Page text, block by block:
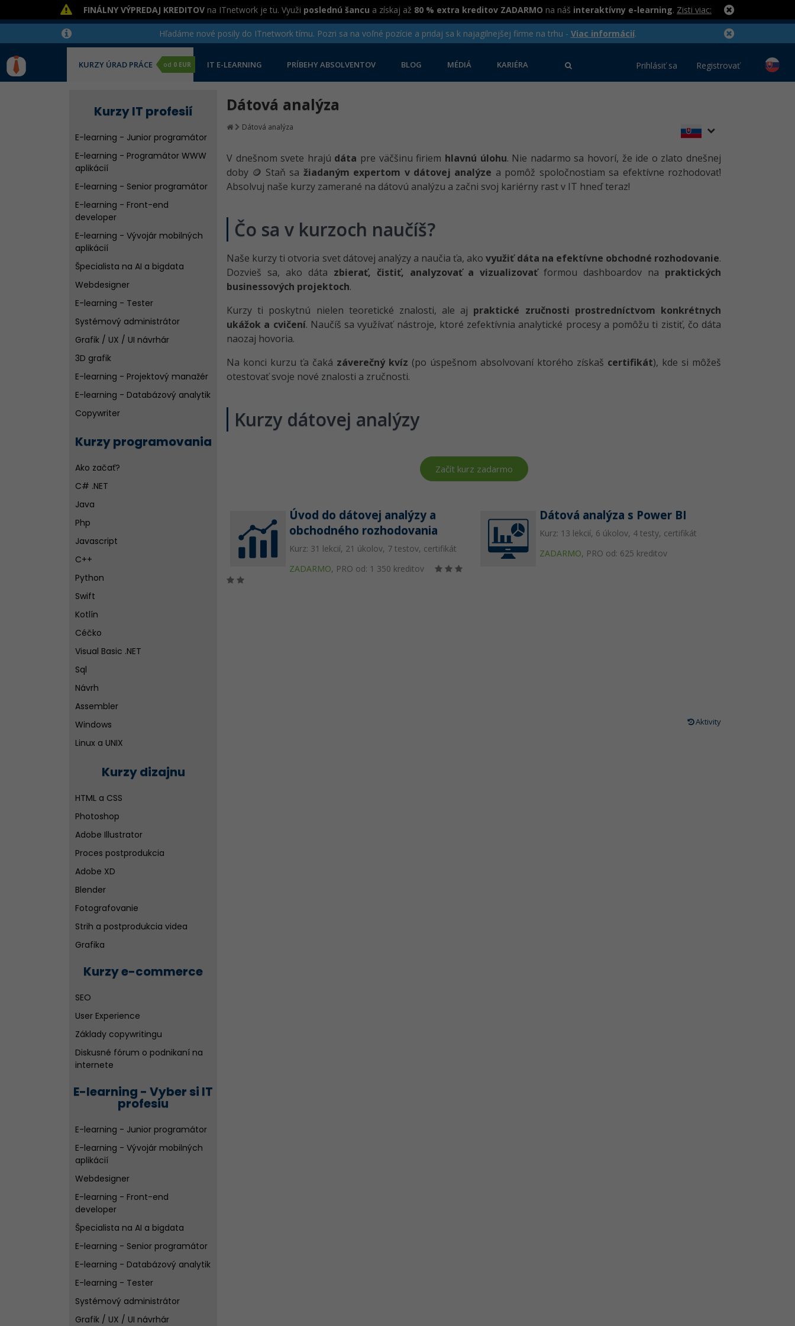
FINÁLNY VÝPREDAJ KREDITOV na ITnetwork je tu. Využi poslednú šancu a získaj až 80 % extra kreditov ZADARMO na náš interaktívny e-learning. Zisti viac:
Hľadáme nové posily do ITnetwork tímu. Pozri sa na voľné pozície a pridaj sa k najagilnejšej firme na trhu - Viac informácií.
KURZY ÚRAD PRÁCE od 0 EUR IT E-LEARNING PRÍBEHY ABSOLVENTOV BLOG MÉDIÁ KARIÉRA Prihlásiť sa Registrovať
Kurzy IT profesií
E-learning - Junior programátor
E-learning - Programátor WWW
aplikácií
E-learning - Senior programátor
E-learning - Front-end
developer
E-learning - Vývojár mobilných
aplikácií
Špecialista na AI a bigdata
Webdesigner
E-learning - Tester
Systémový administrátor
Grafik / UX / UI návrhár
3D grafik
E-learning - Projektový manažér
E-learning - Databázový analytik
Copywriter
SEO špecialistov
Kurzy programovania
Ako začať?
C# .NET
Java
Php
Javascript
C++
Python
Swift
Kotlín
Céčko
Visual Basic .NET
Sql
Návrh
Assembler
Windows
Linux a UNIX
Ďalšie vývojové nástroje pre
tvorbu aplikácií
Diskusné fórum o programovaní
Kurzy dizajnu
HTML a CSS
Photoshop
Adobe Illustrator
Proces postprodukcia
Adobe XD
Blender
Fotografovanie
Strih a postprodukcia videa
Grafika
Kurzy e-commerce
SEO
User Experience
Základy copywritingu
Diskusné fórum o podnikaní na
internete
E-learning - Vyber si IT
profesiu
E-learning - Junior programátor
E-learning - Vývojár mobilných
aplikácií
Webdesigner
E-learning - Front-end
developer
Špecialista na AI a bigdata
E-learning - Senior programátor
E-learning - Databázový analytik
E-learning - Tester
Systémový administrátor
Grafik / UX / UI návrhár
Dátová analýza
Dátová analýza
V dnešnom svete hrajú dáta pre väčšinu firiem hlavnú úlohu. Nie nadarmo sa hovorí, že ide o zlato dnešnej
doby 🪙 Staň sa žiadaným expertom v dátovej analýze a pomôž spoločnostiam sa efektívne rozhodovať!
Absolvuj naše kurzy zamerané na dátovú analýzu a začni svoj kariérny rast v IT hneď teraz!
Čo sa v kurzoch naučíš?
Naše kurzy ti otvoria svet dátovej analýzy a naučia ťa, akovyužiť dáta na efektívne obchodné rozhodovanie.
Dozvieš sa, ako dáta zbierať, čistiť, analyzovať a vizualizovaťformou dashboardov na praktických
businessových projektoch.
Kurzy ti poskytnú nielen teoretické znalosti, ale aj praktické zručnosti prostredníctvom konkrétnych
ukážok a cvičení. Naučíš sa využívať nástroje, ktoré zefektívnia analytické procesy a pomôžu ti zistiť, čo dáta
naozaj hovoria.
Na konci kurzu ťa čaká záverečný kvíz (po úspešnom absolvovaní ktorého získaš certifikát), kde si môžeš
otestovať svoje nové znalosti a zručnosti.
Kurzy dátovej analýzy
Začít kurz zadarmo
Úvod do dátovej analýzy a
obchodného rozhodovania
Kurz: 31 lekcií, 21 úkolov, 7 testov, certifikát
ZADARMO, PRO od: 1 350 kreditov
Dátová analýza s Power BI
Kurz: 13 lekcií, 6 úkolov, 4 testy, certifikát
ZADARMO, PRO od: 625 kreditov
Aktivity